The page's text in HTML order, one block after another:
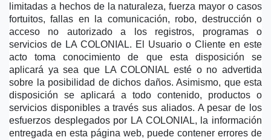
limitadas a hechos de la naturaleza, fuerza mayor o casos
fortuitos, fallas en la comunicación, robo, destrucción o
acceso no autorizado a los registros, programas o
servicios de LA COLONIAL. El Usuario o Cliente en este
acto toma conocimiento de que esta disposición se
aplicará ya sea que LA COLONIAL esté o no advertida
sobre la posibilidad de dichos daños. Asimismo, que esta
disposición se aplicará a todo contenido, productos o
servicios disponibles a través sus aliados. A pesar de los
esfuerzos desplegados por LA COLONIAL, la información
entregada en esta página web, puede contener errores de